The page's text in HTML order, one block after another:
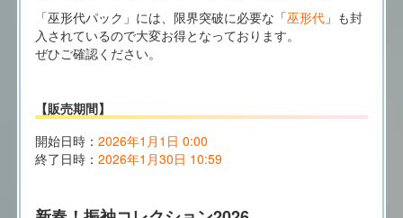
「巫形代パック」には、限界突破に必要な「巫形代」も封
入されているので大変お得となっております。
ぜひご確認ください。
【販売期間】
開始日時： 2026年1月1日 0:00
終了日時： 2026年1月30日 10:59